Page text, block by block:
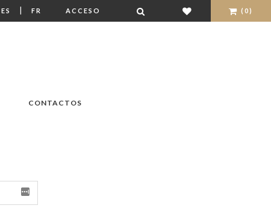
ES | FR ACCESO (0)
CONTACTOS